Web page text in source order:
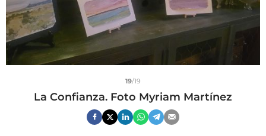
19/19
La Confianza. Foto Myriam Martínez